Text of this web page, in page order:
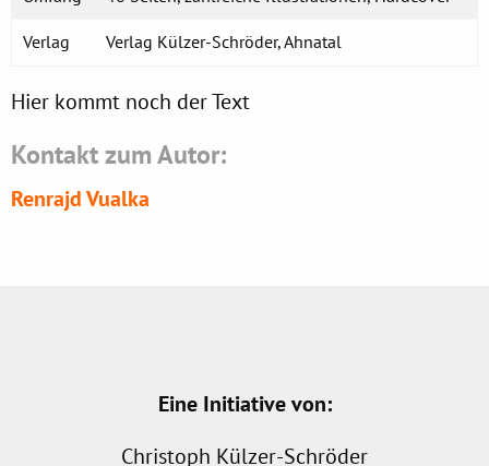
Verlag Verlag Külzer-Schröder, Ahnatal
Hier kommt noch der Text
Kontakt zum Autor:
Renrajd Vualka
Eine Initiative von:
Christoph Külzer-Schröder